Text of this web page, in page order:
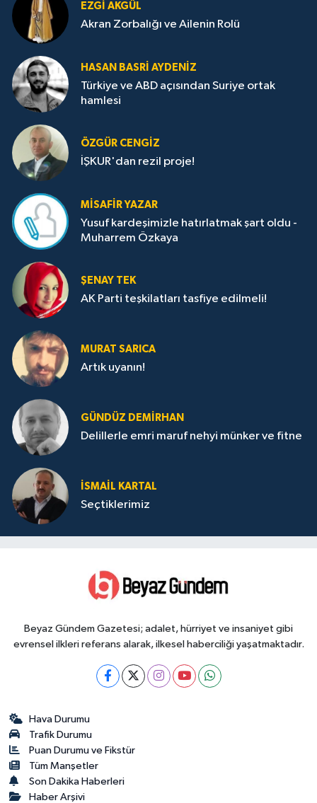
EZGI AKGÜL
Akran Zorbalığı ve Ailenin Rolü
HASAN BASRI AYDENIZ
Türkiye ve ABD açısından Suriye ortak
hamlesi
ÖZGÜR CENGIZ
İŞKUR'dan rezil proje!
MISAFIR YAZAR
Yusuf kardeşimizle hatırlatmak şart oldu -
Muharrem Özkaya
ŞENAY TEK
AK Parti teşkilatları tasfiye edilmeli!
MURAT SARICA
Artık uyanın!
GÜNDÜZ DEMIRHAN
Delillerle emri maruf nehyi münker ve fitne
İSMAIL KARTAL
Seçtiklerimiz
Beyaz Gündem Gazetesi; adalet, hürriyet ve insaniyet gibi
evrensel ilkleri referans alarak, ilkesel haberciliği yaşatmaktadır.
Hava Durumu
Trafik Durumu
Puan Durumu ve Fikstür
Tüm Manşetler
Son Dakika Haberleri
Haber Arşivi